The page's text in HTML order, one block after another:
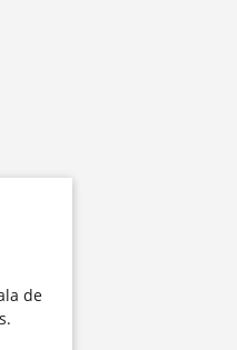
de